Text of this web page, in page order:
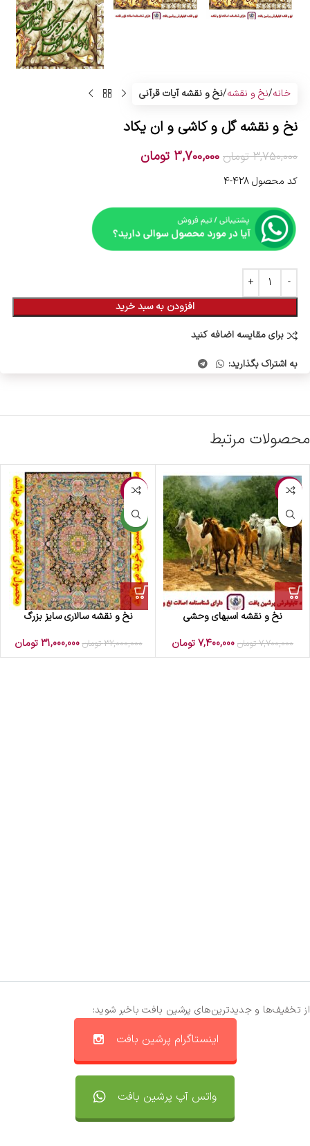
خانه نخ و نقشه نخ و نقشه آیات قرآنی
نخ و نقشه گل و کاشی و ان یکاد
3,750,000 تومان 3,700,000 تومان
کد محصول 428-4
افزودن به سبد خرید
برای مقایسه اضافه کنید
به اشتراک بگذارید:
محصولات مرتبط
-4%
نخ و نقشه اسبهای وحشی
7,700,000 تومان 7,400,000تومان
-3%
جدید
نخ و نقشه سالاری سایز بزرگ
32,000,000 تومان 31,000,000 تومان
از تخفیف‌ها و جدیدترین‌های پرشین بافت باخبر شوید:
اینستاگرام پرشین بافت
واتس آپ پرشین بافت